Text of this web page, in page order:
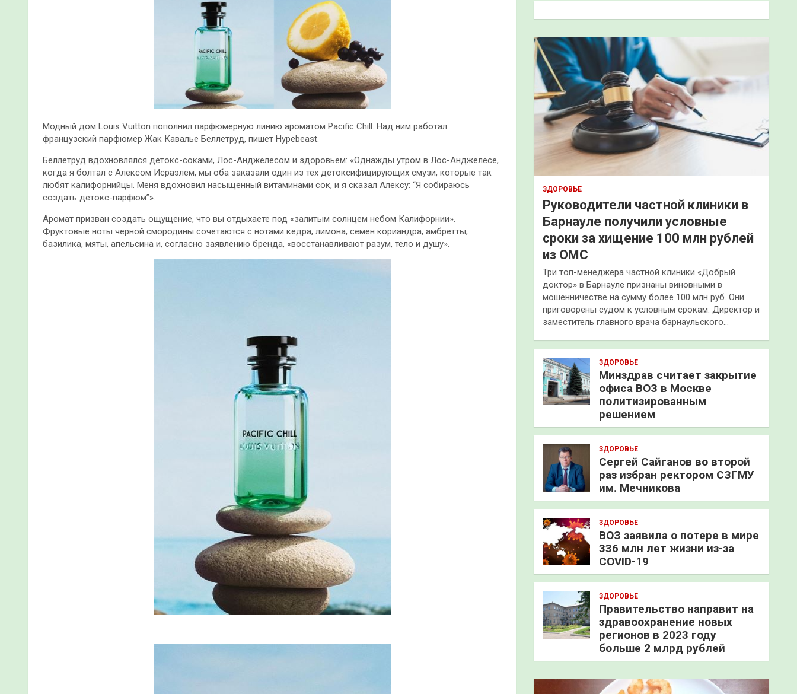
Модный дом Louis Vuitton пополнил парфюмерную линию ароматом Pacific Chill. Над ним работал
французский парфюмер Жак Кавалье Беллетруд, пишет Hypebeast.
Беллетруд вдохновлялся детокс-соками, Лос-Анджелесом и здоровьем: «Однажды утром в Лос-Анджелесе,
когда я болтал с Алексом Исраэлем, мы оба заказали один из тех детоксифицирующих смузи, которые так
любят калифорнийцы. Меня вдохновил насыщенный витаминами сок, и я сказал Алексу: “Я собираюсь
создать детокс-парфюм”».
Аромат призван создать ощущение, что вы отдыхаете под «залитым солнцем небом Калифорнии».
Фруктовые ноты черной смородины сочетаются с нотами кедра, лимона, семен кориандра, амбретты,
базилика, мяты, апельсина и, согласно заявлению бренда, «восстанавливают разум, тело и душу».
к
ЗДОРОВЬЕ
Руководители частной клиники в
Барнауле получили условные
сроки за хищение 100 млн рублей
из ОМС
Три топ-менеджера частной клиники «Добрый
доктор» в Барнауле признаны виновными в
мошенничестве на сумму более 100 млн руб. Они
приговорены судом к условным срокам. Директор и
заместитель главного врача барнаульского…
ЗДОРОВЬЕ
Минздрав считает закрытие
офиса ВОЗ в Москве
политизированным
решением
ЗДОРОВЬЕ
Сергей Сайганов во второй
раз избран ректором СЗГМУ
им. Мечникова
ЗДОРОВЬЕ
ВОЗ заявила о потере в мире
336 млн лет жизни из-за
COVID-19
ЗДОРОВЬЕ
Правительство направит на
здравоохранение новых
регионов в 2023 году
больше 2 млрд рублей